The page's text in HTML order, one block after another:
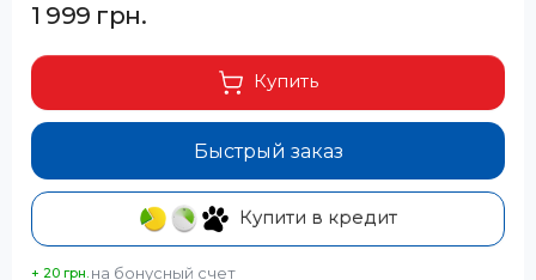
1 999 грн.
Быстрый заказ
Купить
Купити в кредит
+ 20 грн. на бонусный счет